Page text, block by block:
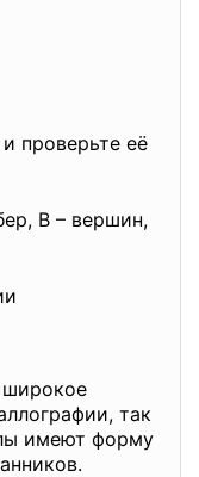
проверьте её
В – вершин,
широкое
так
имеют форму